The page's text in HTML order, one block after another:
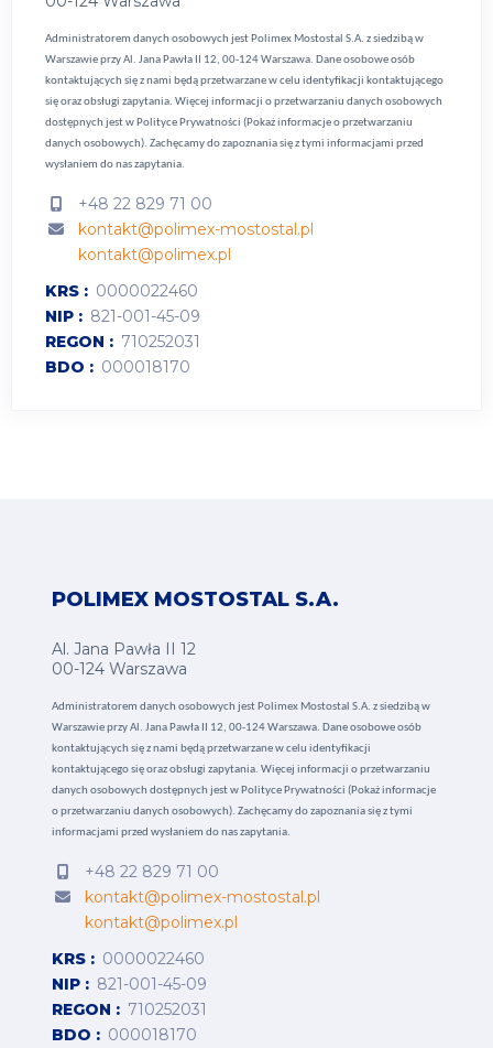
Administratorem danych osobowych jest Polimex Mostostal S.A. z siedzibą w
Warszawie przy Al. Jana Pawła II 12, 00-124 Warszawa. Dane osobowe osób
kontaktujących się z nami będą przetwarzane w celu identyfikacji kontaktującego
się oraz obsługi zapytania. Więcej informacji o przetwarzaniu danych osobowych
dostępnych jest w Polityce Prywatności (Pokaż informacje o przetwarzaniu
danych osobowych). Zachęcamy do zapoznania się z tymi informacjami przed
wysłaniem do nas zapytania.
+48 22 829 71 00
kontakt@polimex-mostostal.pl
kontakt@polimex.pl
KRS
0000022460
NIP
821-001-45-09
REGON
710252031
BDO
000018170
POLIMEX MOSTOSTAL S.A.
Al. Jana Pawła II 12
00-124 Warszawa
Administratorem danych osobowych jest Polimex Mostostal S.A. z siedzibą w
Warszawie przy Al. Jana Pawła II 12, 00-124 Warszawa. Dane osobowe osób
kontaktujących się z nami będą przetwarzane w celu identyfikacji
kontaktującego się oraz obsługi zapytania. Więcej informacji o przetwarzaniu
danych osobowych dostępnych jest w Polityce Prywatności (Pokaż informacje
o przetwarzaniu danych osobowych). Zachęcamy do zapoznania się z tymi
informacjami przed wysłaniem do nas zapytania.
+48 22 829 71 00
kontakt@polimex-mostostal.pl
kontakt@polimex.pl
KRS
0000022460
NIP
821-001-45-09
REGON
710252031
BDO
000018170